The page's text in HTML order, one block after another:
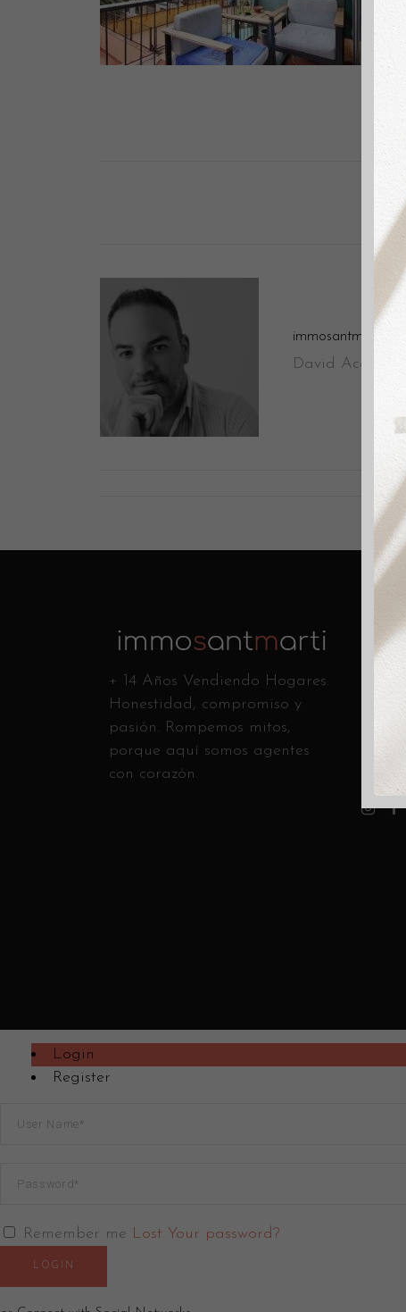
immosantmarti
David
+ 14 Años Vendiendo Hogares.
Honestidad, compromiso y
pasión. Rompemos mitos,
porque aquí somos agentes
con corazón.
C/
Login
Register
Remember me Lost Your password?
LOGIN